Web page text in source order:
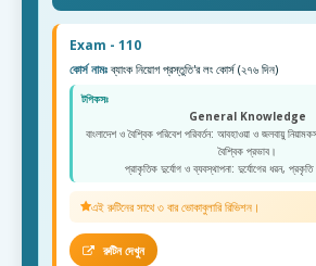
Exam - 110
কোর্স নামঃব্যাংক নিয়োগ প্রস্তুতি'র লং কোর্স (২৭৬ দিন)
টপিকসঃ
General Knowledge
বাংলাদেশ ও বৈশ্বিক পরিবেশ পরিবর্তন: আবহাওয়া ও জলবায়ু
বৈশ্বিক প্রভাব।
প্রাকৃতিক দুর্যোগ ও ব্যবস্থাপনা: দুর্যোগের ধরন,
এই রুটিনের সাথে ৩ বার ভোকাবুলারি রিভিশন।
রুটিন দেখুন